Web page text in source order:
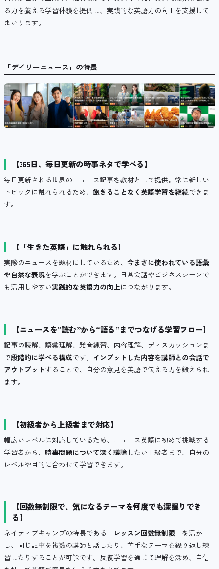
る力を養える学習体験を提供し、実践的な英語力の向上を支援して
まいります。
「デイリーニュース」の特長
【365日、毎日更新の時事ネタで学べる】
毎日更新される世界のニュース記事を教材として提供。常に新しい
トピックに触れられるため、 飽きることなく英語学習を継続できま
す。
【「生きた英語」に触れられる】
実際のニュースを題材にしているため、 今まさに使われている語彙
や自然な表現を学ぶことができます。日常会話やビジネスシーンで
も活用しやすい実践的な英語力の向上につながります。
【ニュースを“読む”から“語る”までつなげる学習フロー】
記事の読解、語彙理解、発音練習、内容理解、ディスカッションま
で段階的に学べる構成です。 インプットした内容を講師との会話で
アウトプットすることで、自分の意見を英語で伝える力を鍛えられ
ます。
【初級者から上級者まで対応】
幅広いレベルに対応しているため、ニュース英語に初めて挑戦する
学習者から、 時事問題について深く議論 したい上級者まで、自分の
レベルや目的に合わせて学習できます。
【回数無制限で、気になるテーマを何度でも深掘りでき
る】
ネイティブキャンプの特長である 「レッスン回数無制限」 を活か
し、同じ記事を複数の講師と話したり、苦手なテーマを繰り返し練
習したりすることが可能です。反復学習を通じて理解を深め、自信